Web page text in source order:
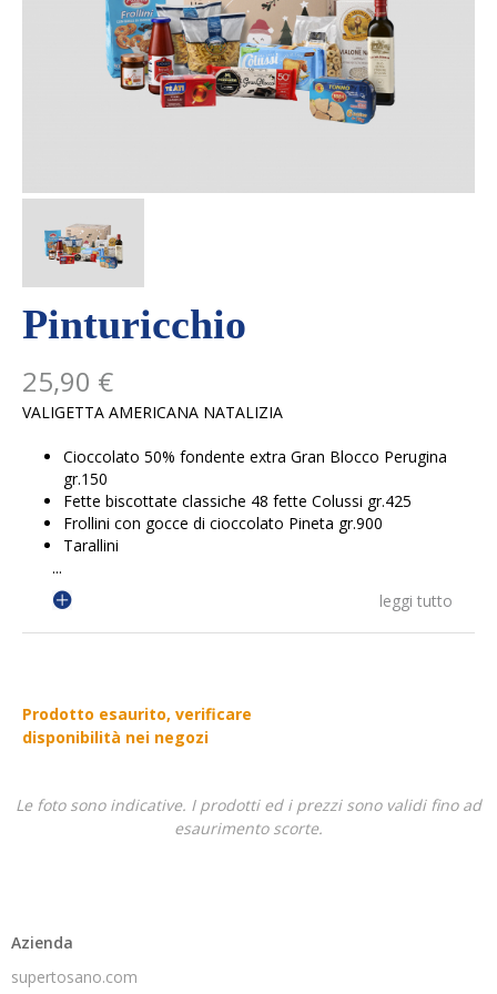
Pinturicchio
25,90 €
VALIGETTA AMERICANA NATALIZIA
Cioccolato 50% fondente extra Gran Blocco Perugina
gr.150
Fette biscottate classiche 48 fette Colussi gr.425
Frollini con gocce di cioccolato Pineta gr.900
Tarallini
...
leggi tutto
Prodotto esaurito, verificare
disponibilità nei negozi
Le foto sono indicative. I prodotti ed i prezzi sono validi fino ad
esaurimento scorte.
Azienda
supertosano.com